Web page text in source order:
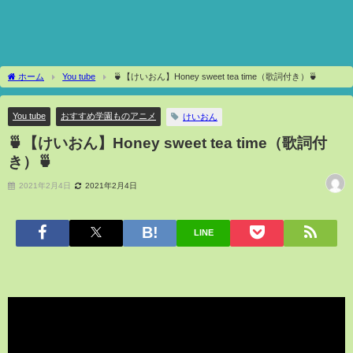
ホーム You tube 🍵【けいおん】Honey sweet tea time（歌詞付き）🍵
You tube おすすめ学園ものアニメ けいおん
🍵【けいおん】Honey sweet tea time（歌詞付
き）🍵
2021年2月4日 2021年2月4日
LINE